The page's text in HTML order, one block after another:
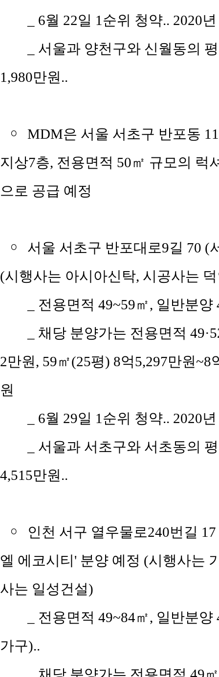
6월 22일 1순위 청약.. 2020
서울과 양천구와 신월동의
1,980만원..
￮
MDM은 서울 서초구 반포동
지상7층, 전용면적 50㎡ 규모의 럭
으로 공급 예정
￮
서울 서초구 반포대로9길 70 (
(시행사는 아시아신탁, 시공사는
전용면적 49~59㎡, 일반분
채당 분양가는 전용면적
2만원, 59㎡(25평) 8억5,297만원~8
원
6월 29일 1순위 청약.. 2020
서울과 서초구와 서초동의
4,515만원..
￮
인천 서구 열우물로240번길
엘 에코시티' 분양 예정 (시행사는
사는 일성건설)
전용면적 49~84㎡, 일반분
가구)..